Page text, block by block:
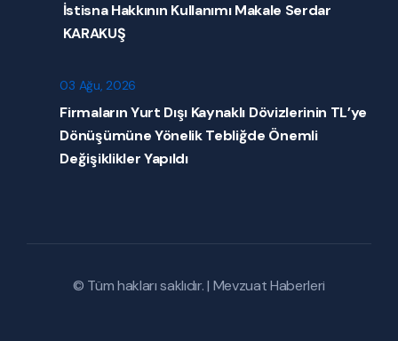
İstisna Hakkının Kullanımı Makale Serdar
KARAKUŞ
03 Ağu, 2026
Firmaların Yurt Dışı Kaynaklı Dövizlerinin TL’ye
Dönüşümüne Yönelik Tebliğde Önemli
Değişiklikler Yapıldı
© Tüm hakları saklıdır. | Mevzuat Haberleri